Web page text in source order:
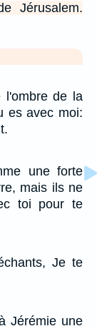
Jérusalem.
l'ombre de la
es avec moi:
une forte
mais ils ne
toi pour te
Je te
Jérémie une